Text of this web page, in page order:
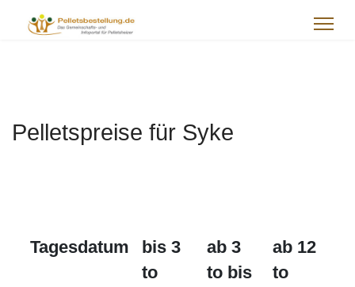
Pelletspreise für Syke
Tagesdatum
bis 3
to
ab 3
to bis
ab 12
to